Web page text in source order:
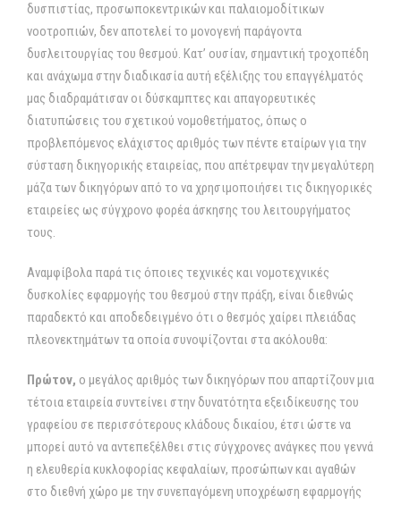
δυσπιστίας, προσωποκεντρικών και παλαιομοδίτικων
νοοτροπιών, δεν αποτελεί το μονογενή παράγοντα
δυσλειτουργίας του θεσμού. Κατ’ ουσίαν, σημαντική τροχοπέδη
και ανάχωμα στην διαδικασία αυτή εξέλιξης του επαγγέλματός
μας διαδραμάτισαν οι δύσκαμπτες και απαγορευτικές
διατυπώσεις του σχετικού νομοθετήματος, όπως ο
προβλεπόμενος ελάχιστος αριθμός των πέντε εταίρων για την
σύσταση δικηγορικής εταιρείας, που απέτρεψαν την μεγαλύτερη
μάζα των δικηγόρων από το να χρησιμοποιήσει τις δικηγορικές
εταιρείες ως σύγχρονο φορέα άσκησης του λειτουργήματος
τους.
Αναμφίβολα παρά τις όποιες τεχνικές και νομοτεχνικές
δυσκολίες εφαρμογής του θεσμού στην πράξη, είναι διεθνώς
παραδεκτό και αποδεδειγμένο ότι ο θεσμός χαίρει πλειάδας
πλεονεκτημάτων τα οποία συνοψίζονται στα ακόλουθα:
Πρώτον, ο μεγάλος αριθμός των δικηγόρων που απαρτίζουν μια
τέτοια εταιρεία συντείνει στην δυνατότητα εξειδίκευσης του
γραφείου σε περισσότερους κλάδους δικαίου, έτσι ώστε να
μπορεί αυτό να αντεπεξέλθει στις σύγχρονες ανάγκες που γεννά
η ελευθερία κυκλοφορίας κεφαλαίων, προσώπων και αγαθών
στο διεθνή χώρο με την συνεπαγόμενη υποχρέωση εφαρμογής